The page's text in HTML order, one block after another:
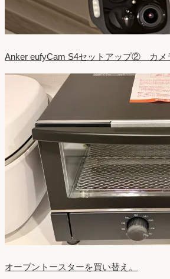
Anker eufyCam S4セットアップ② カメ
オーブントースターを買い替え。